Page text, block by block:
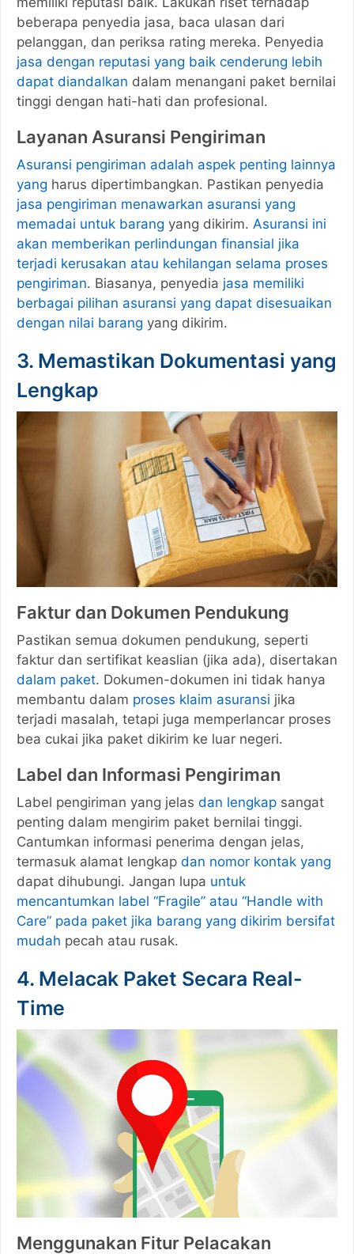
beberapa penyedia jasa, baca ulasan dari
pelanggan, dan periksa rating mereka. Penyedia
jasa dengan reputasi yang baik cenderung lebih
dapat diandalkan dalam menangani paket bernilai
tinggi dengan hati-hati dan profesional.
Layanan Asuransi Pengiriman
Asuransi pengiriman adalah aspek penting lainnya
yang harus dipertimbangkan. Pastikan penyedia
jasa pengiriman menawarkan asuransi yang
memadai untuk barang yang dikirim. Asuransi ini
akan memberikan perlindungan finansial jika
terjadi kerusakan atau kehilangan selama proses
pengiriman. Biasanya, penyedia jasa memiliki
berbagai pilihan asuransi yang dapat disesuaikan
dengan nilai barang yang dikirim.
3. Memastikan Dokumentasi yang
Lengkap
Faktur dan Dokumen Pendukung
Pastikan semua dokumen pendukung, seperti
faktur dan sertifikat keaslian (jika ada), disertakan
dalam paket. Dokumen-dokumen ini tidak hanya
membantu dalam proses klaim asuransi jika
terjadi masalah, tetapi juga memperlancar proses
bea cukai jika paket dikirim ke luar negeri.
Label dan Informasi Pengiriman
Label pengiriman yang jelas dan lengkap sangat
penting dalam mengirim paket bernilai tinggi.
Cantumkan informasi penerima dengan jelas,
termasuk alamat lengkap dan nomor kontak yang
dapat dihubungi. Jangan lupa untuk
mencantumkan label “Fragile” atau “Handle with
Care” pada paket jika barang yang dikirim bersifat
mudah pecah atau rusak.
4. Melacak Paket Secara Real-
Time
Menggunakan Fitur Pelacakan